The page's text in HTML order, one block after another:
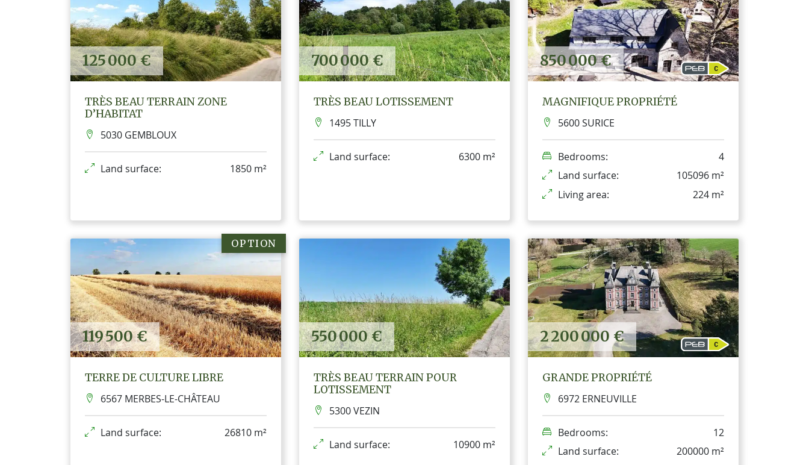
125 000 €
TRÈS BEAU TERRAIN ZONE
D’HABITAT
5030 GEMBLOUX
Land surface: 1850 m²
700 000 €
TRÈS BEAU LOTISSEMENT
1495 TILLY
Land surface: 6300 m²
850 000 €
MAGNIFIQUE PROPRIÉTÉ
5600 SURICE
Bedrooms:
4
Land surface:
105096 m²
Living area:
224 m²
119 500 €
OPTION
TERRE DE CULTURE LIBRE
6567 MERBES-LE-CHÂTEAU
Land surface: 26810 m²
550 000 €
TRÈS BEAU TERRAIN POUR
LOTISSEMENT
5300 VEZIN
Land surface: 10900 m²
2 200 000 €
GRANDE PROPRIÉTÉ
6972 ERNEUVILLE
Bedrooms:
12
Land surface:
200000 m²